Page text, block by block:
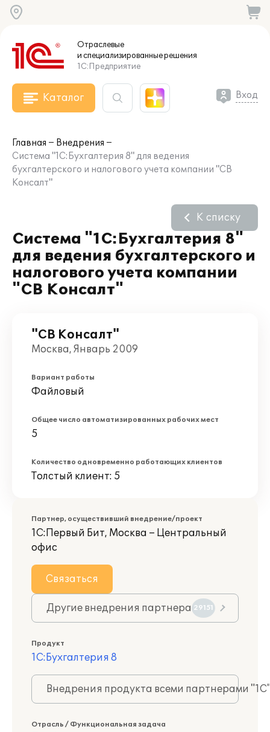
Отраслевые
и специализированныерешения
1С:Предприятие
Каталог Вход
Главная
Внедрения
Система "1С:Бухгалтерия 8" для ведения
бухгалтерского и налогового учета компании "СВ
Консалт"
Система "1С:Бухгалтерия 8"
для ведения бухгалтерского и
налогового учета компании
"СВ Консалт"
К списку
"СВ Консалт"
Москва, Январь 2009
Вариант работы
Файловый
Общее число автоматизированных рабочих мест
5
Количество одновременно работающих клиентов
Толстый клиент: 5
Партнер, осуществивший внедрение/проект
1С:Первый Бит, Москва – Центральный
офис
Связаться
Другие внедрения партнера 29151
Продукт
1С:Бухгалтерия 8
Внедрения продукта всеми партнерами
Отрасль / Функциональная задача